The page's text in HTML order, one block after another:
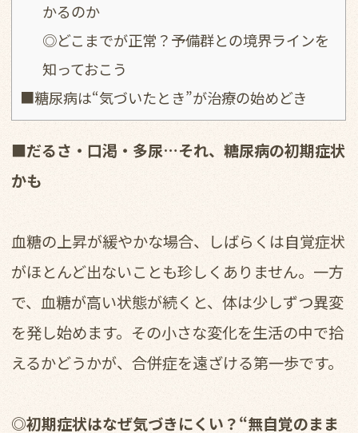
かるのか
◎どこまでが正常？予備群との境界ラインを
知っておこう
■糖尿病は“気づいたとき”が治療の始めどき
■だるさ・口渇・多尿…それ、糖尿病の初期症状
かも
血糖の上昇が緩やかな場合、しばらくは自覚症状
がほとんど出ないことも珍しくありません。一方
で、血糖が高い状態が続くと、体は少しずつ異変
を発し始めます。その小さな変化を生活の中で拾
えるかどうかが、合併症を遠ざける第一歩です。
◎初期症状はなぜ気づきにくい？“無自覚のまま